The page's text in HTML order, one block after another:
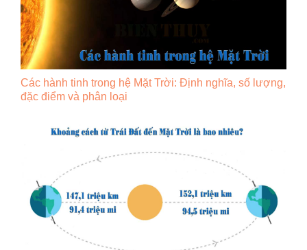
Các hành tinh trong hệ Mặt Trời: Định nghĩa, số lượng,
đặc điểm và phân loại